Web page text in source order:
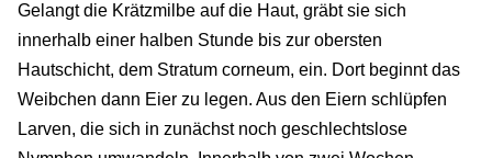
Gelangt die Krätzmilbe auf die Haut, gräbt sie sich
innerhalb einer halben Stunde bis zur obersten
Hautschicht, dem Stratum corneum, ein. Dort beginnt das
Weibchen dann Eier zu legen. Aus den Eiern schlüpfen
Larven, die sich in zunächst noch geschlechtslose